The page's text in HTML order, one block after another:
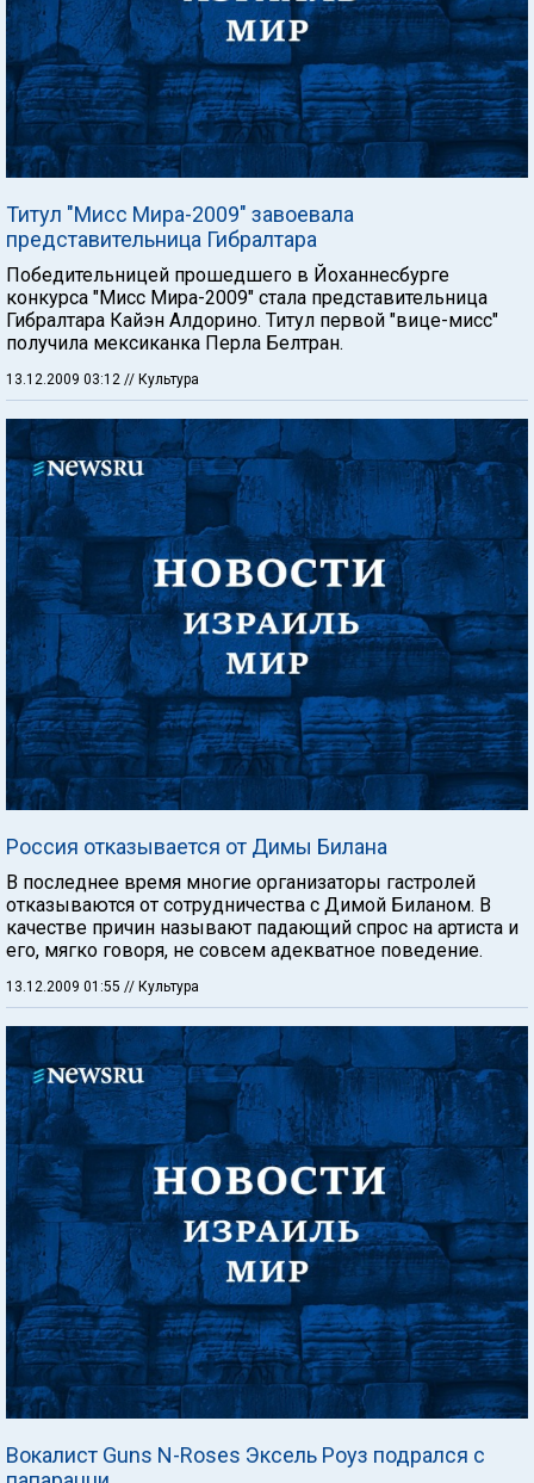
Титул "Мисс Мира-2009" завоевала
представительница Гибралтара
Победительницей прошедшего в Йоханнесбурге
конкурса "Мисс Мира-2009" стала представительница
Гибралтара Кайэн Алдорино. Титул первой "вице-мисс"
получила мексиканка Перла Белтран.
13.12.2009 03:12 // Культура
Россия отказывается от Димы Билана
В последнее время многие организаторы гастролей
отказываются от сотрудничества с Димой Биланом. В
качестве причин называют падающий спрос на артиста и
его, мягко говоря, не совсем адекватное поведение.
13.12.2009 01:55 // Культура
Вокалист Guns N-Roses Эксель Роуз подрался с